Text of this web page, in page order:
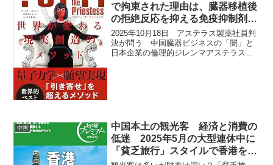
で拘束された理由は、臓器移植後
の拒絶反応を抑える免疫抑制剤
「プログラフ」？
2025年10月18日 アステラス製薬社員判
決が問う 中国臓器ビジネスの「闇」と
日本企業の倫理的ジレンマアステラス製
中国
中国本土の観光客 経済と消費の
低迷 2025年5月の大型連休中に
「貧乏旅行」スタイルで香港を訪
れるケースが増加 現地で議論